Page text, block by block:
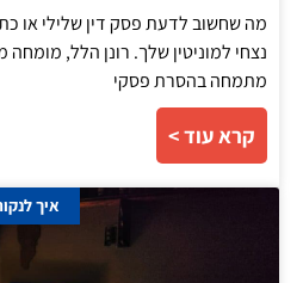
מה שחשוב לדעת פסק דין שלילי או
נצחי למוניטין שלך. רונן הלל, מומחה
מתמחה בהסרת פסקי
קרא עוד >
איך